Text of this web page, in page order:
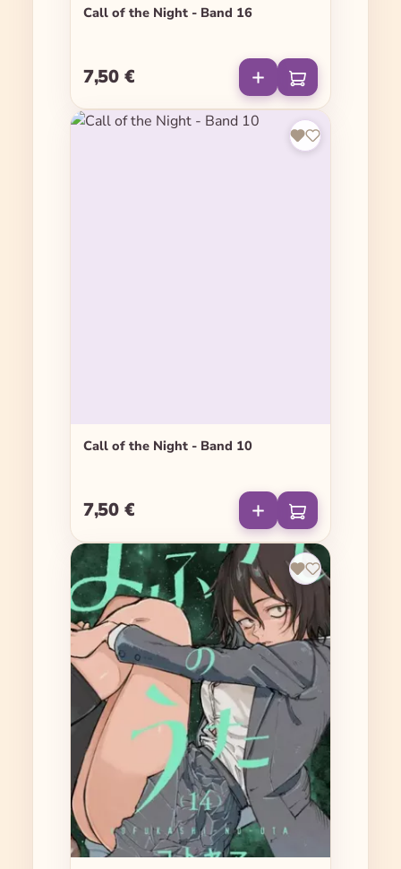
Call of the Night - Band 16
Regulärer Preis:
7,50 €
Call of the Night - Band 10
Regulärer Preis:
7,50 €